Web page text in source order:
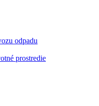
odpadu
prostredie